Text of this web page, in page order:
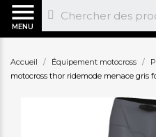
MENU
Accueil Équipement motocross
motocross thor ridemode menace gris